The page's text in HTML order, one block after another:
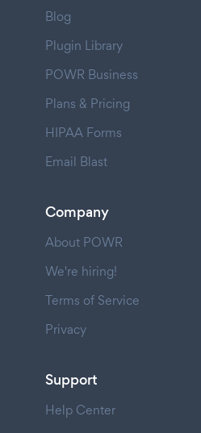
Blog
Plugin Library
POWR Business
Plans & Pricing
HIPAA Forms
Email Blast
Company
About POWR
We're hiring!
Terms of Service
Privacy
Support
Help Center